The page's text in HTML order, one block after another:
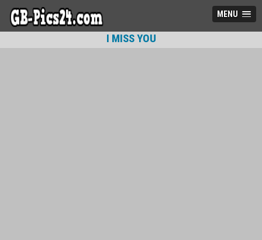
MENU
I MISS YOU